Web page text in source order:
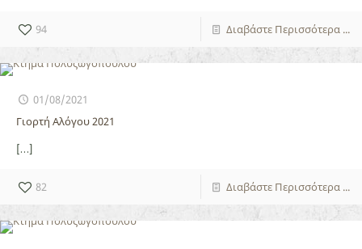
94 Διαβάστε Περισσότερα ...
01/08/2021
Γιορτή Αλόγου 2021
[…]
82 Διαβάστε Περισσότερα ...